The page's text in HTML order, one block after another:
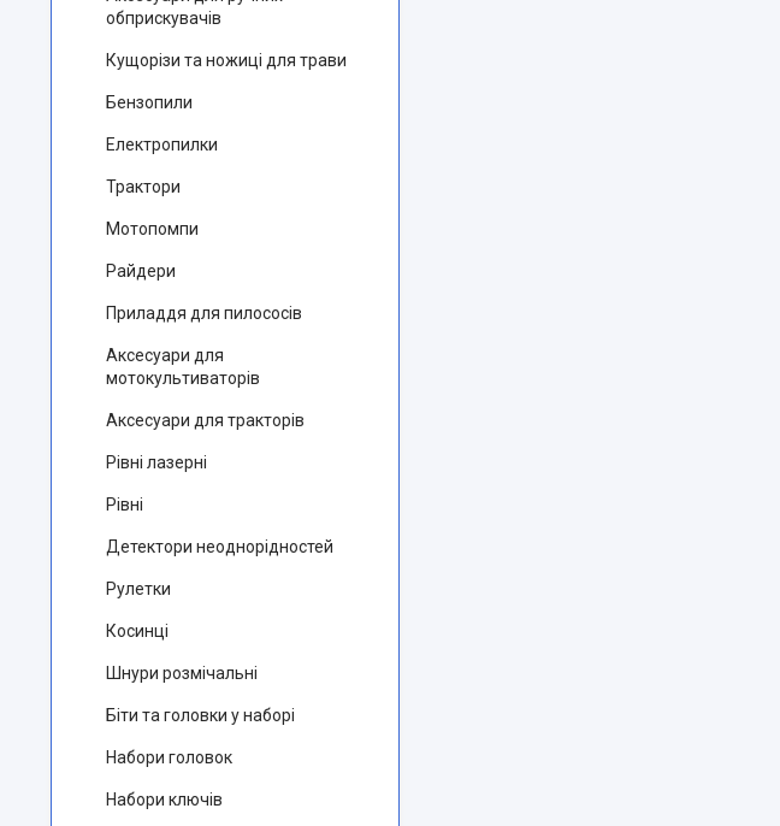
обприскувачів
Кущорізи та ножиці для трави
Бензопили
Електропилки
Трактори
Мотопомпи
Райдери
Приладдя для пилососів
Аксесуари для
мотокультиваторів
Аксесуари для тракторів
Рівні лазерні
Рівні
Детектори неоднорідностей
Рулетки
Косинці
Шнури розмічальні
Біти та головки у наборі
Набори головок
Набори ключів